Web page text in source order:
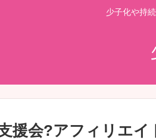
少子化や持
援会?アフィリエイ